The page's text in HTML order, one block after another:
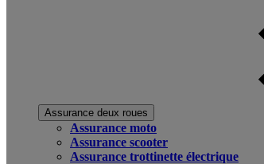
Assurance deux roues
Assurance moto
Assurance scooter
Assurance trottinette électrique